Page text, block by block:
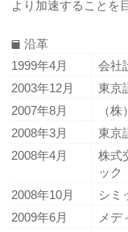
より加速することを
沿革
1999年4月
会社
2003年12月
東京
2007年8月
（
2008年3月
東京
2008年4月
株式
ック
2008年10月
シミ
2009年6月
メデ